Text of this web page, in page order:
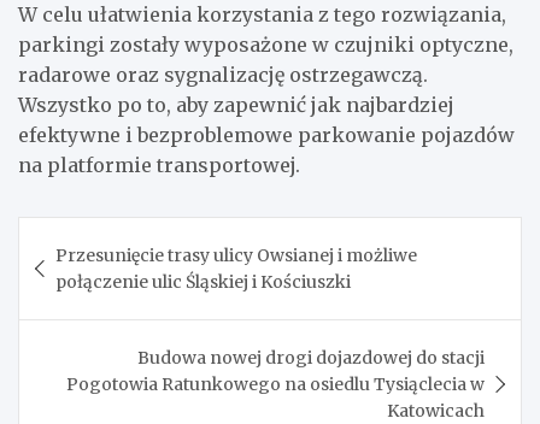
W celu ułatwienia korzystania z tego rozwiązania,
parkingi zostały wyposażone w czujniki optyczne,
radarowe oraz sygnalizację ostrzegawczą.
Wszystko po to, aby zapewnić jak najbardziej
efektywne i bezproblemowe parkowanie pojazdów
na platformie transportowej.
wpisu
Przesunięcie trasy ulicy Owsianej i możliwe
połączenie ulic Śląskiej i Kościuszki
Budowa nowej drogi dojazdowej do stacji
Pogotowia Ratunkowego na osiedlu Tysiąclecia w
Katowicach